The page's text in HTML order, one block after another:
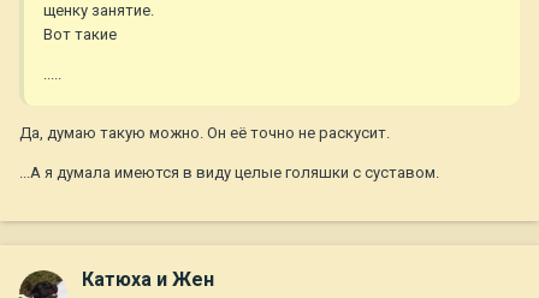
щенку занятие.
Вот такие
.....
Да, думаю такую можно. Он её точно не раскусит.
...А я думала имеются в виду целые голяшки с суставом.
Катюха и Жен